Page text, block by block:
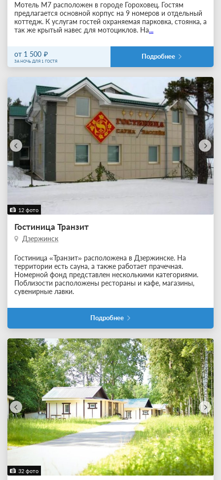
Мотель М7 расположен в городе Гороховец. Гостям
предлагается основной корпус на 9 номеров и отдельный
коттедж. К услугам гостей охраняемая парковка, стоянка, а
так же крытый навес для мотоциклов. На...
от 1 500
ЗА НОЧЬ ДЛЯ 1 ГОСТЯ
Подробнее
12 фото
Гостиница Транзит
Дзержинск
Гостиница «Транзит» расположена в Дзержинске. На
территории есть сауна, а также работает прачечная.
Номерной фонд представлен несколькими категориями.
Поблизости расположены рестораны и кафе, магазины,
сувенирные лавки.
Подробнее
32 фото